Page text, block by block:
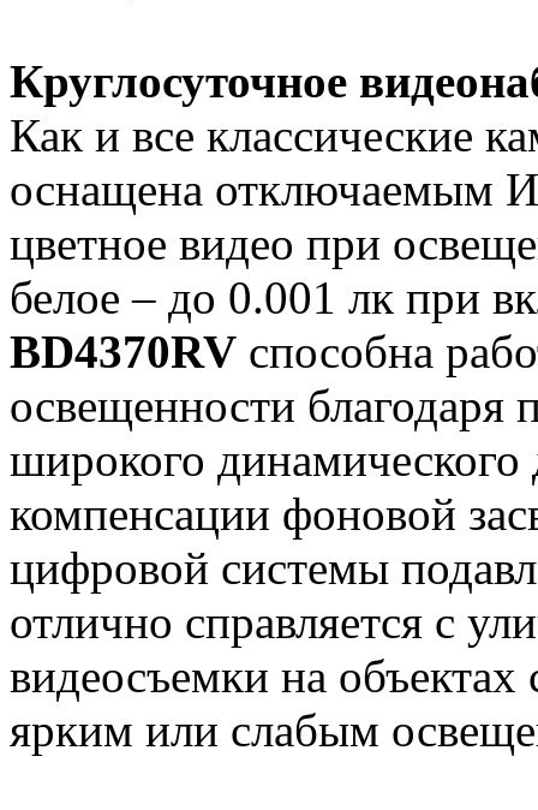
Круглосуточное
Как и все классические
оснащена отключаемым
цветное видео при
белое – до 0.001 лк при
BD4370RV способна
освещенности благодаря
широкого динамического
компенсации фоновой
цифровой системы
отлично справляется с
видеосъемки на
ярким или слабым